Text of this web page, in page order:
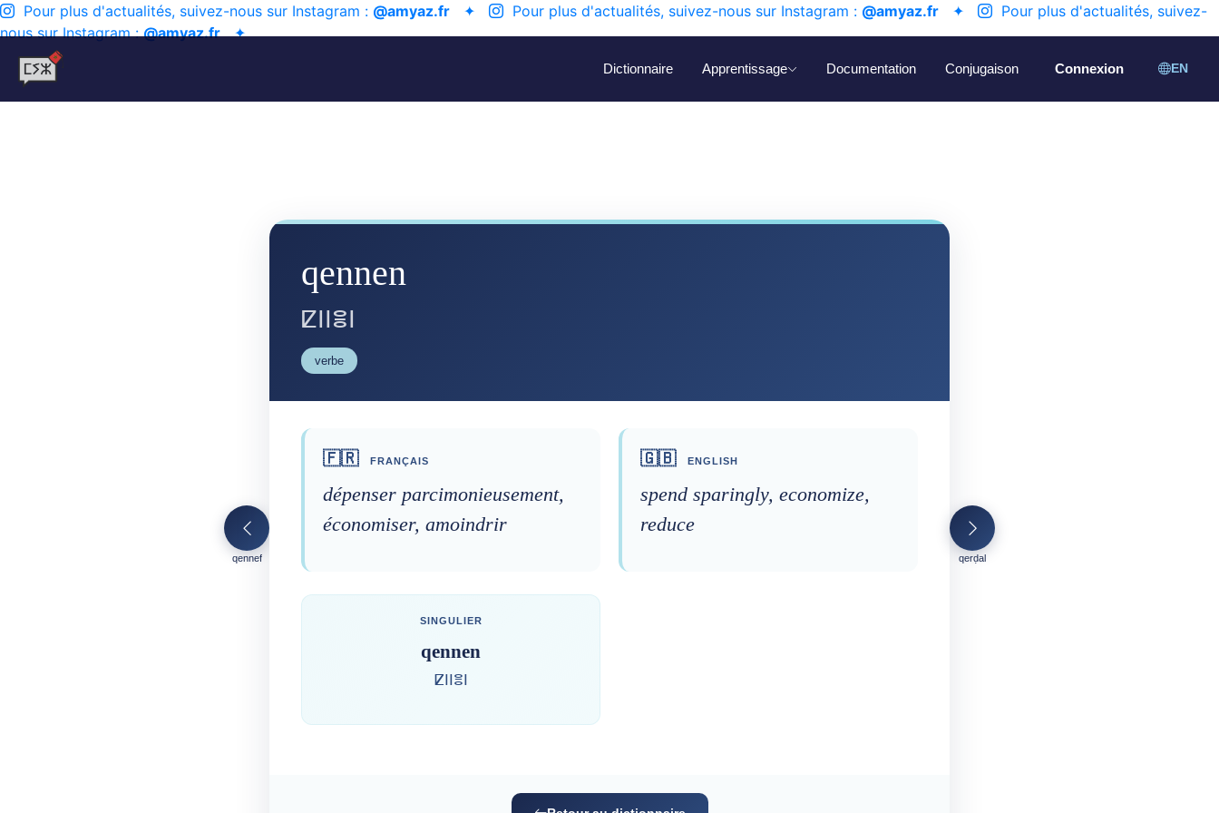
Pour plus d'actualités, suivez-nous sur Instagram : @amyaz.fr ✦ Pour plus d'actualités, suivez-nous sur Instagram : @amyaz.fr ✦
Pour plus d'actualités, suivez-
nous sur Instagram :@amyaz.fr✦
Dictionnaire Apprentissage Documentation Conjugaison Connexion EN
qennef
qennen
ⵇⵏⵏⴻⵏ
verbe
🇫🇷 FRANÇAIS
dépenser parcimonieusement,
économiser, amoindrir
🇬🇧 ENGLISH
spend sparingly, economize,
reduce
SINGULIER
qennen
ⵇⵏⵏⴻⵏ
qerḍal